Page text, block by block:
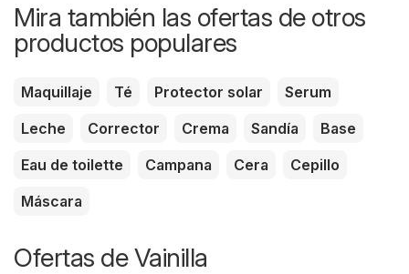
Mira también las ofertas de otros
productos populares
Maquillaje Té Protector solar
Serum
Leche
Corrector Crema Sandía
Base
Eau de toilette
Campana Cera
Cepillo
Máscara
Ofertas de Vainilla